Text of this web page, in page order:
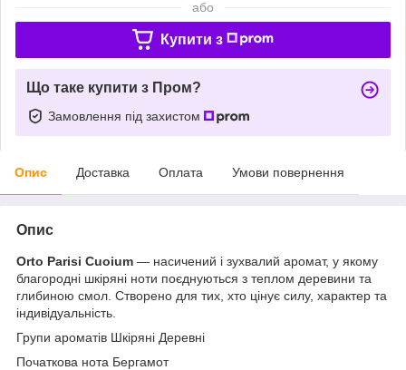
або
Купити з
Що таке купити з Пром?
Замовлення під захистом
Опис Доставка Оплата Умови повернення
Опис
Orto Parisi Cuoium — насичений і зухвалий аромат, у якому
благородні шкіряні ноти поєднуються з теплом деревини та
глибиною смол. Створено для тих, хто цінує силу, характер та
індивідуальність.
Групи ароматів Шкіряні Деревні
Початкова нота Бергамот